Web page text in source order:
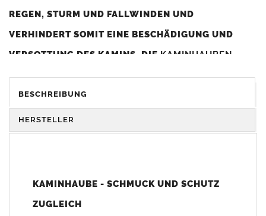
REGEN, STURM UND FALLWINDEN UND
VERHINDERT SOMIT EINE BESCHÄDIGUNG UND
VERSOTTUNG DES KAMINS. DIE KAMINHAUBEN
DIENEN GLEICHZEITIG ALS GESTALTERISCHES
ELEMENT ZUR VERSCHÖNERUNG DES BAUWERKS.
Unsere Maßangaben beziehen sich immer auf das
BESCHREIBUNG
HERSTELLER
KAMINHAUBE - SCHMUCK UND SCHUTZ
ZUGLEICH